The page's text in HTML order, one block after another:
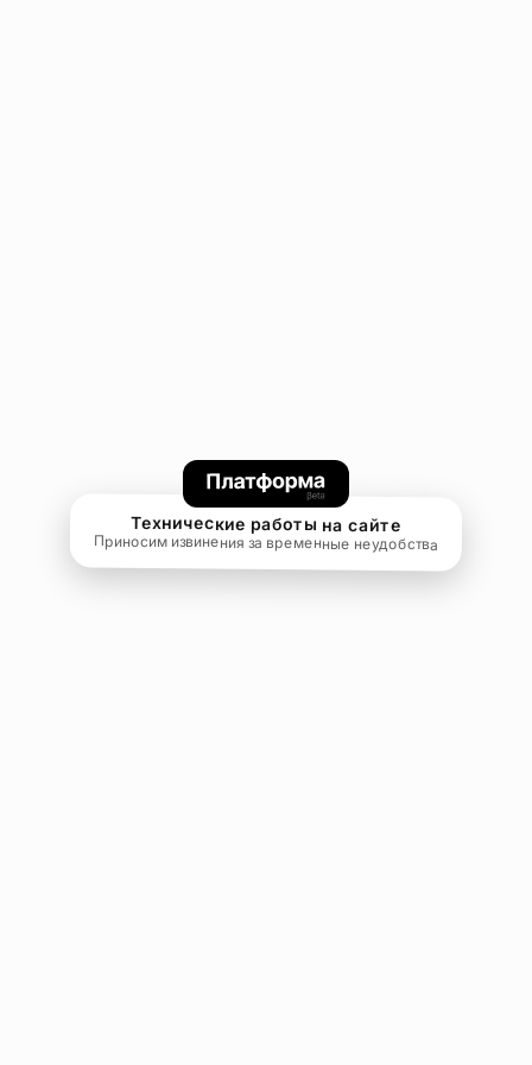
Технические работы на сайте
Приносим извинения за временные неудобства